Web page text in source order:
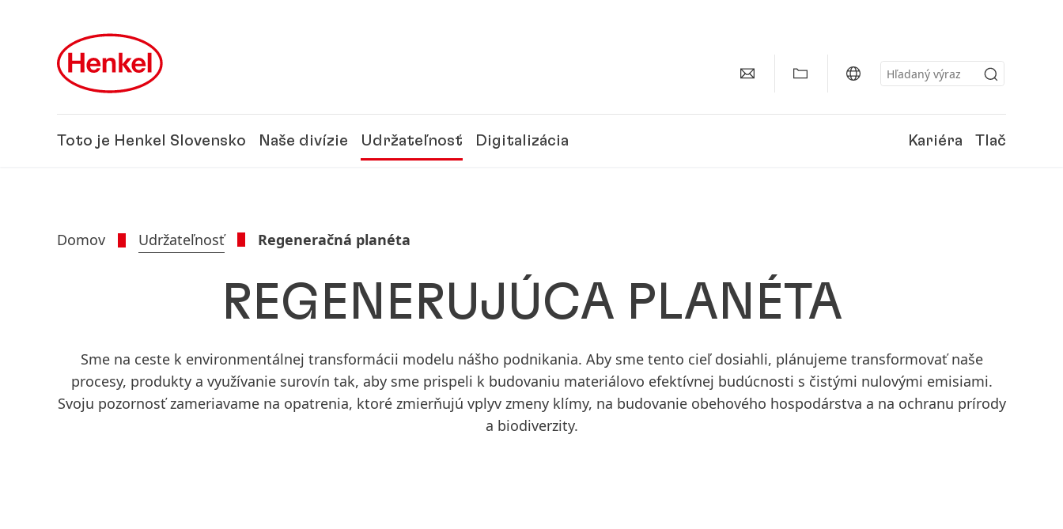
Toto je Henkel Slovensko
150 rokov spoločnosti Henkel
Naše divízie Udržateľnosť Digitalizácia Kariéra Tlač
Domov Udržateľnosť Regeneračná planéta
REGENERUJÚCA PLANÉTA
Sme na ceste k environmentálnej transformácii modelu nášho podnikania. Aby sme tento cieľ dosiahli, plánujeme transformovať naše
procesy, produkty a využívanie surovín tak, aby sme prispeli k budovaniu materiálovo efektívnej budúcnosti s čistými nulovými emisiami.
Svoju pozornosť zameriavame na opatrenia, ktoré zmierňujú vplyv zmeny klímy, na budovanie obehového hospodárstva a na ochranu prírody
a biodiverzity.